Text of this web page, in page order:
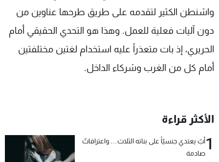
واشنطن الكثير لتقدمه على طريق طرحها عناوين من
دون آليات فعلية للعمل. وهذا هو التحدي الحقيقي أمام
الحريري، إذ بات متعذراً عليه استخدام لغتين مختلفتين
أمام كل من الغرب وشركاء الداخل.
الأكثر قراءة
1أبٌ يعتدي جنسيّاً على بناته الثلاث… واعترافاتٌ
صادمة